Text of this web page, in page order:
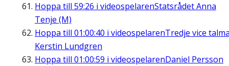
Hoppa till 59:26 i videospelarenStatsrådet Anna
Tenje (M)
Hoppa till 01:00:40 i videospelarenTredje vice
Kerstin Lundgren
Hoppa till 01:00:59 i videospelarenDaniel Persson